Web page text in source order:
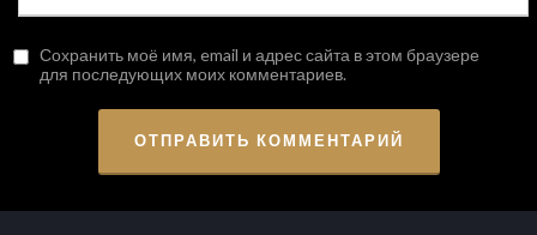
Сохранить моё имя, email и адрес сайта в этом браузере
для последующих моих комментариев.